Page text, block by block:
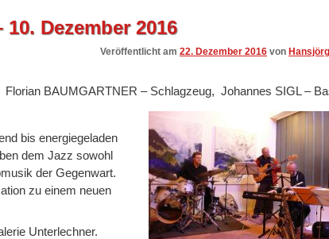
10. Dezember 2016
Veröffentlicht am 22. Dezember 2016 von
BAUMGARTNER – Schlagzeug, Johannes SIGL –
bis energiegeladen
dem Jazz sowohl
der Gegenwart.
zu einem neuen
Unterlechner.